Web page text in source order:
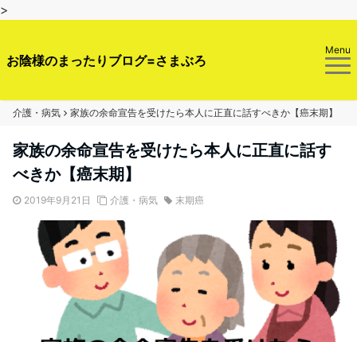
>
お陰様のまったりブログ=さまぶろ
Menu
介護・病気 家族の余命宣告を受けたら本人に正直に話すべきか【癌末期】
家族の余命宣告を受けたら本人に正直に話す
べきか【癌末期】
2019年9月21日 介護・病気 末期癌